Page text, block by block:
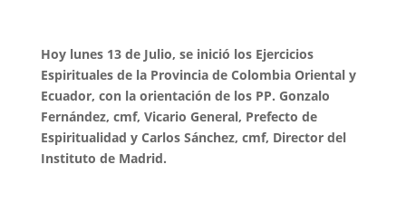
Hoy lunes 13 de Julio, se inició los Ejercicios
Espirituales de la Provincia de Colombia Oriental y
Ecuador, con la orientación de los PP. Gonzalo
Fernández, cmf, Vicario General, Prefecto de
Espiritualidad y Carlos Sánchez, cmf, Director del
Instituto de Madrid.